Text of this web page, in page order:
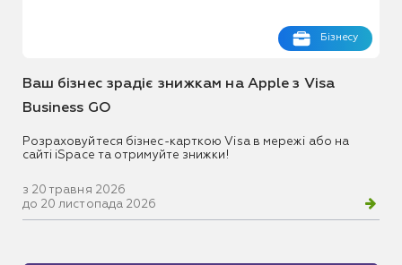
Бізнесу
Ваш бізнес зрадіє знижкам на Apple з Visa
Business GO
Розраховуйтеся бізнес-карткою Visa в мережі або на
сайті iSpace та отримуйте знижки!
з 20 травня 2026
до 20 листопада 2026